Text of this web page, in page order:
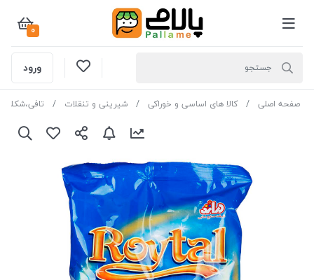
0
ورود
صفحه اصلی کالا های اساسی و خوراکی شیرینی و تنقلات تافی،شکلات